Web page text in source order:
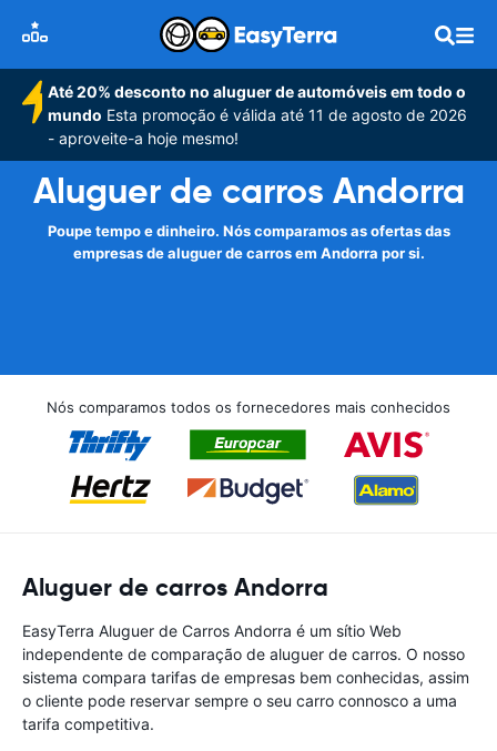
Até 20% desconto no aluguer de automóveis em todo o
mundo Esta promoção é válida até 11 de agosto de 2026
- aproveite-a hoje mesmo!
Aluguer de carros Andorra
Poupe tempo e dinheiro. Nós comparamos as ofertas das
empresas de aluguer de carros em Andorra por si.
Nós comparamos todos os fornecedores mais conhecidos
Aluguer de carros Andorra
EasyTerra Aluguer de Carros Andorra é um sítio Web
independente de comparação de aluguer de carros. O nosso
sistema compara tarifas de empresas bem conhecidas, assim
o cliente pode reservar sempre o seu carro connosco a uma
tarifa competitiva.